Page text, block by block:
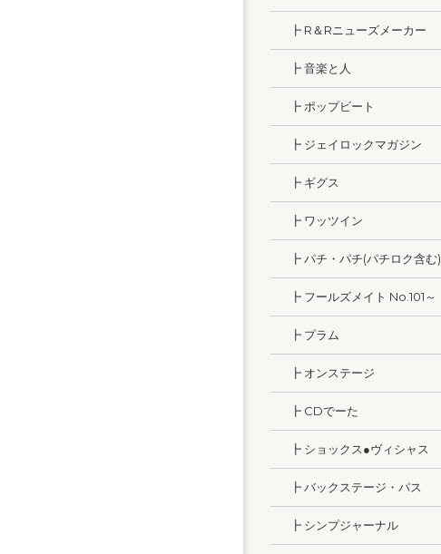
┣ R＆Rニューズメーカー
┣ 音楽と人
┣ ポップビート
┣ ジェイロックマガジン
┣ ギグス
┣ ワッツイン
┣ パチ・パチ(パチロク含む)
┣ フールズメイト No.101～
┣ プラム
┣ オンステージ
┣ CDでーた
┣ ショックス●ヴィシャス
┣ バックステージ・パス
┣ シンプジャーナル